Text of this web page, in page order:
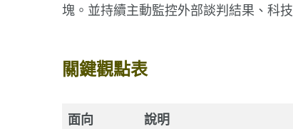
塊。並持續主動監控外部談判結果、科
關鍵觀點表
面向
說明